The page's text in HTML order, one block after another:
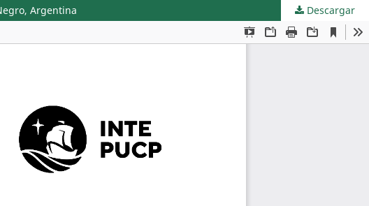
Argentina Descargar